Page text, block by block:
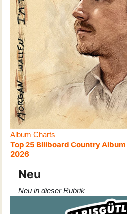
Album Charts
Top 25 Billboard Country
2026
Neu
Neu in dieser Rubrik